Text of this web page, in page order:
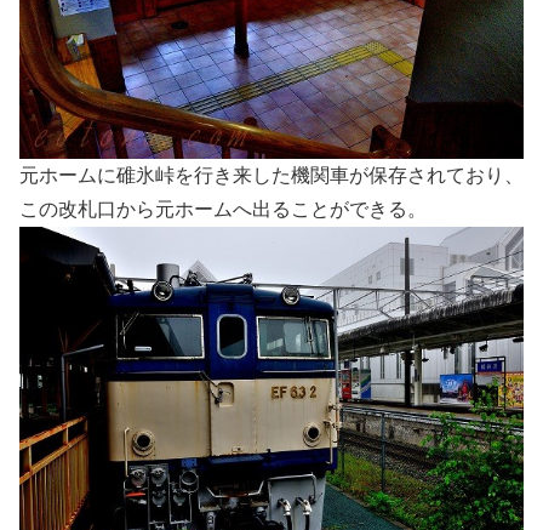
元ホームに碓氷峠を行き来した機関車が保存されており、
この改札口から元ホームへ出ることができる。